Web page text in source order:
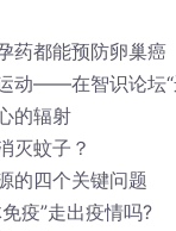
药都能预防卵巢癌
动——在智识论坛“
的辐射
灭蚊子？
的四个关键问题
疫”走出疫情吗?